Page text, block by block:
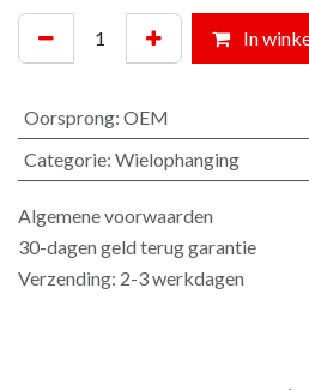
In
Oorsprong: OEM
Categorie: Wielophanging
Algemene voorwaarden
30-dagen geld terug garantie
Verzending: 2-3 werkdagen